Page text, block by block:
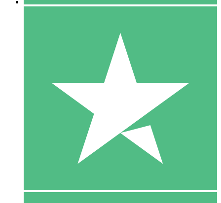
10 Descargas
20 00